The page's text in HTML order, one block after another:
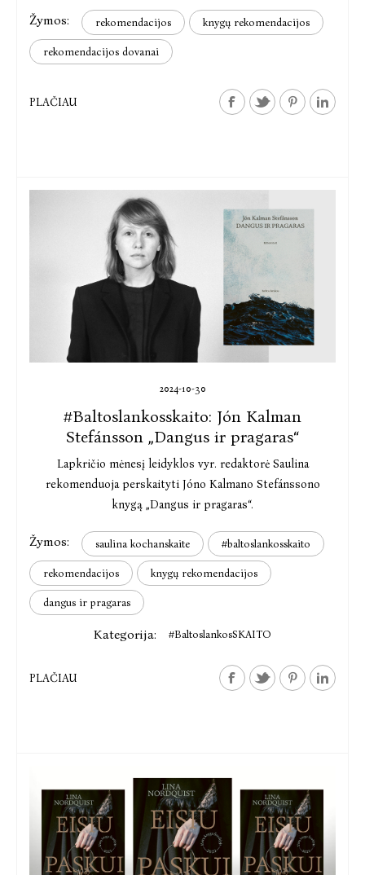
gerbėjos, naujienos laukia ir klasikos mėgėjų bei
populiariosios Colleen Hoover skaitytojų.
Žymos: rekomendacijos knygų rekomendacijos
rekomendacijos dovanai
PLAČIAU
2024-10-30
#Baltoslankosskaito: Jón Kalman
Stefánsson „Dangus ir pragaras“
Lapkričio mėnesį leidyklos vyr. redaktorė Saulina
rekomenduoja perskaityti Jóno Kalmano Stefánssono
knygą „Dangus ir pragaras“.
Žymos: saulina kochanskaite #baltoslankosskaito
rekomendacijos knygų rekomendacijos
dangus ir pragaras
Kategorija: #BaltoslankosSKAITO
PLAČIAU